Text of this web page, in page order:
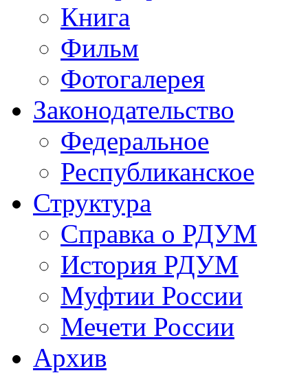
Книга
Фильм
Фотогалерея
Законодательство
Федеральное
Республиканское
Структура
Справка о РДУМ
История РДУМ
Муфтии России
Мечети России
Архив